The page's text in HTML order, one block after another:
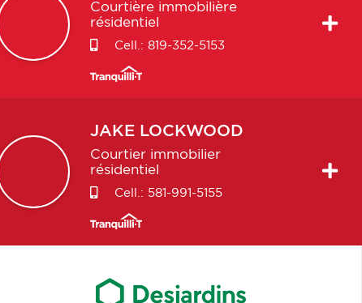
Courtière immobilière
résidentiel
Cell.: 819-352-5153
JAKE LOCKWOOD
Courtier immobilier
résidentiel
Cell.: 581-991-5155